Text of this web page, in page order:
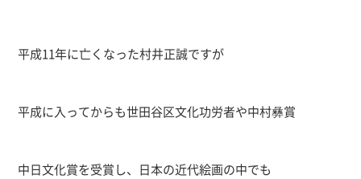
平成11年に亡くなった村井正誠ですが
平成に入ってからも世田谷区文化功労者や中村彝賞
中日文化賞を受賞し、日本の近代絵画の中でも